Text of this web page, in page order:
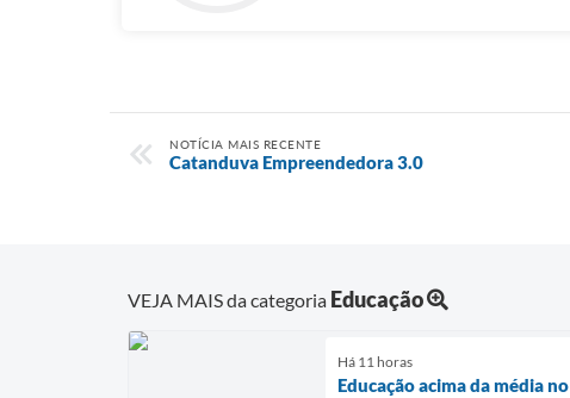
NOTÍCIA MAIS RECENTE
Catanduva Empreendedora 3.0
VEJA MAIS da categoria Educação
Há 11 horas
Educação acima da média